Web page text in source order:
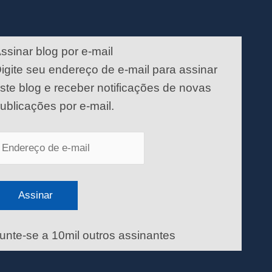
blog por e-mail
seu endereço de e-mail para assinar
blog e receber notificações de novas
por e-mail.
Assinar
se a 10mil outros assinantes